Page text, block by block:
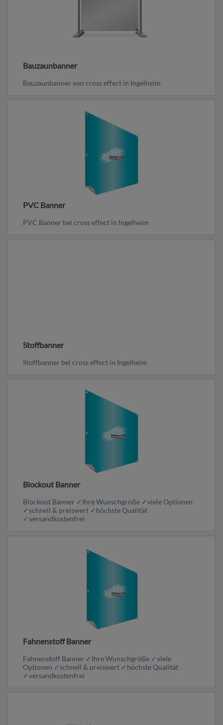
Bauzaunbanner
Bauzaunbanner von cross effect in Ingelheim
PVC Banner
PVC Banner bei cross effect in Ingelheim
Stoffbanner
Stoffbanner bei cross effect in Ingelheim
Blockout Banner
Blockout Banner ✓Ihre Wunschgröße ✓viele Optionen
✓schnell & preiswert ✓höchste Qualität
✓versandkostenfrei
Fahnenstoff Banner
Fahnenstoff Banner ✓Ihre Wunschgröße ✓viele
Optionen ✓schnell & preiswert ✓höchste Qualität
✓versandkostenfrei